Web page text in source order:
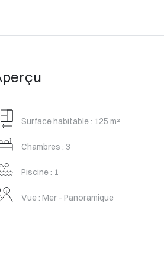
Surface habitable : 125 m²
Chambres : 3
Piscine : 1
Vue : Mer - Panoramique